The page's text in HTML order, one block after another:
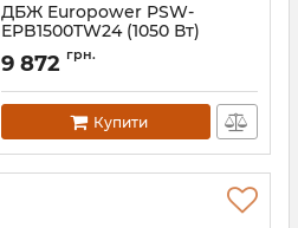
ДБЖ Europower PSW-
EPB1500TW24 (1050 Вт)
Артикул: 02569
9 872 грн.
Купити